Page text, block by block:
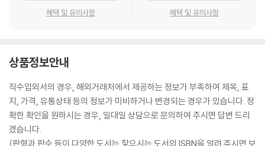
혜택 및 유의사항 혜택 및 유의사항
상품정보안내
직수입외서의 경우, 해외거래처에서 제공하는 정보가 부족하여 제목, 표
지, 가격, 유통상태 등의 정보가 미비하거나 변경되는 경우가 있습니다. 정
확한 확인을 원하시는 경우, 일대일 상담으로 문의하여 주시면 답변 드리
겠습니다.
(판형과 판수 등이 다양한 도서는 찾으시는 도서의 ISBN을 알려 주시면 보